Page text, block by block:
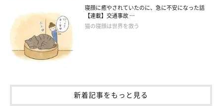
寝顔に癒やされていたのに、急に不安になった話
【連載】交通事故 …
猫の寝顔は世界を救う
新着記事をもっと見る